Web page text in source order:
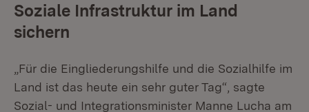
Soziale Infrastruktur im Land
sichern
„Für die Eingliederungshilfe und die Sozialhilfe im
Land ist das heute ein sehr guter Tag“, sagte
Sozial- und Integrationsminister Manne Lucha am